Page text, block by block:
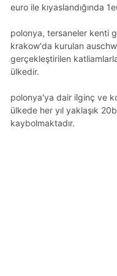
euro ile kıyaslandığında
polonya, tersaneler kenti
krakow'da kurulan
gerçekleştirilen
ülkedir.
polonya'ya dair ilginç ve
ülkede her yıl yaklaşık
kaybolmaktadır.